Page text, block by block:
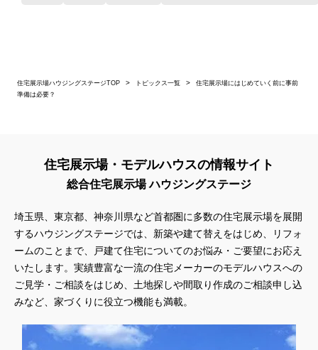
住宅展示場ハウジングステージTOP トピックス一覧
住宅展示場にはじめていく前に事前
準備は必要？
住宅展示場・モデルハウスの情報サイト
総合住宅展示場 ハウジングステージ
埼玉県、東京都、神奈川県など首都圏に多数の住宅展示場を展開
するハウジングステージでは、新築や建て替えをはじめ、リフォ
ームのことまで、戸建て住宅についてのお悩み・ご要望にお応え
いたします。実績豊富な一流の住宅メーカーのモデルハウスへの
ご見学・ご相談をはじめ、土地探しや間取り作成のご相談申し込
みなど、家づくりに役立つ機能も満載。